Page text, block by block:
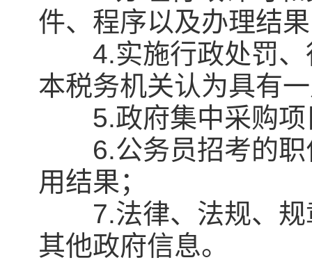
件、程序以及办理结
4.实施行政处罚、
本税务机关认为具有
5.政府集中采购项
6.公务员招考的职
用结果；
7.法律、法规、规
其他政府信息。